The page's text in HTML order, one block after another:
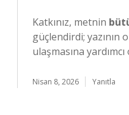
Katkınız, metnin
güçlendirdi; yazının
ulaşmasına yardımcı
Nisan 8, 2026 Yanıtla